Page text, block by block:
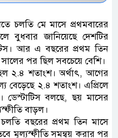
চলতি মে মাসে প্রথমবারের
বুধবার জানিয়েছে দেশটির
আর এ বছরের প্রথম তিন
পর ছিল সবচেয়ে বেশি।
২.৪ শতাংশ। অর্থাৎ, আগের
বেড়েছে ২.৪ শতাংশ। এপ্রিলে
ডেস্টাটিস বলছে, ছয় মাসের
বাড়ল।
বছরের প্রথম তিন মাসে
মূল্যস্ফীতি সমন্বয় করার পর